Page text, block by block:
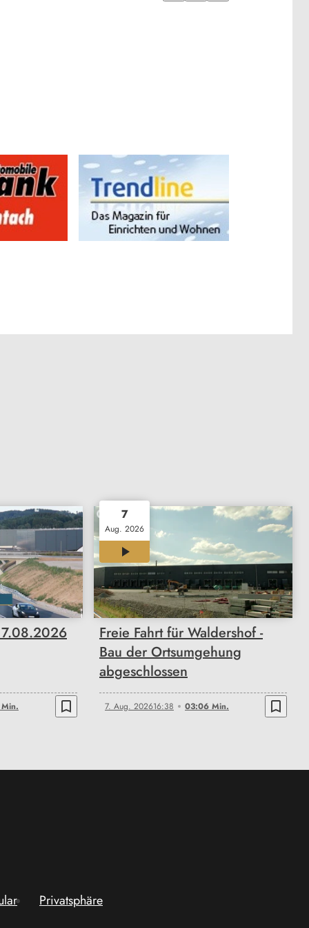
7.08.2026
bookmark_border
7
Aug. 2026
03:06
Freie Fahrt für Waldershof -
Bau der Ortsumgehung
abgeschlossen
7. Aug. 202616:38 03:06 Min. bookmark_border
Privatsphäre